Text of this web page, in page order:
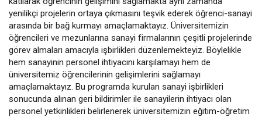
yenilikçi projelerin ortaya çıkmasını teşvik ederek öğrenci-sanayi
arasında bir bağ kurmayı amaçlamaktayız. Üniversitemizin
öğrencileri ve mezunlarına sanayi firmalarının çeşitli projelerinde
görev almaları amacıyla işbirlikleri düzenlemekteyiz. Böylelikle
hem sanayinin personel ihtiyacını karşılamayı hem de
üniversitemiz öğrencilerinin gelişimlerini sağlamayı
amaçlamaktayız. Bu programda kurulan sanayi işbirlikleri
sonucunda alınan geri bildirimler ile sanayilerin ihtiyacı olan
personel yetkinlikleri belirlenerek üniversitemizin eğitim-öğretim